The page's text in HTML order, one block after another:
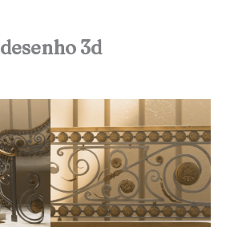
desenho 3d